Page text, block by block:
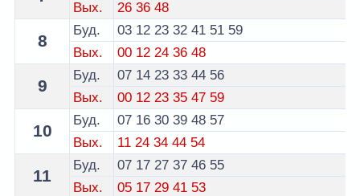
Вых.
26 36 48
8
Буд. 03 12 23 32 41 51 59
Вых.
00 12 24 36 48
9
Буд. 07 14 23 33 44 56
Вых.
00 12 23 35 47 59
10
Буд. 07 16 30 39 48 57
Вых.
11 24 34 44 54
11
Буд. 07 17 27 37 46 55
Вых.
05 17 29 41 53